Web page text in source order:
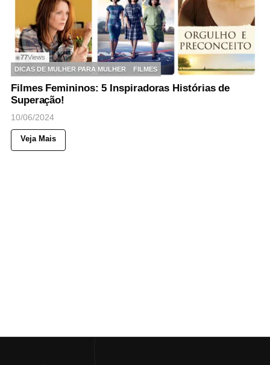
◉77Views
DICAS DE MULHER PARA MULHER
FILMES
Filmes Femininos: 5 Inspiradoras Histórias de
Superação!
10/06/2024
Veja Mais